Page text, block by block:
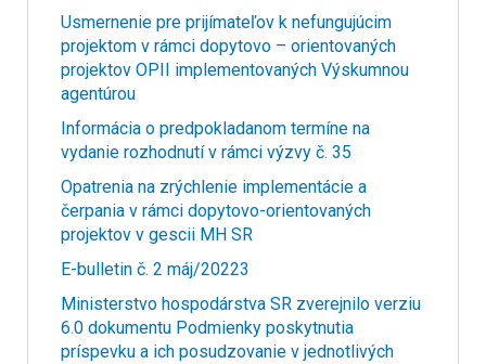
Usmernenie pre prijímateľov k nefungujúcim
projektom v rámci dopytovo – orientovaných
projektov OPII implementovaných Výskumnou
agentúrou
Informácia o predpokladanom termíne na
vydanie rozhodnutí v rámci výzvy č. 35
Opatrenia na zrýchlenie implementácie a
čerpania v rámci dopytovo-orientovaných
projektov v gescii MH SR
E-bulletin č. 2 máj/20223
Ministerstvo hospodárstva SR zverejnilo verziu
6.0 dokumentu Podmienky poskytnutia
príspevku a ich posudzovanie v jednotlivých